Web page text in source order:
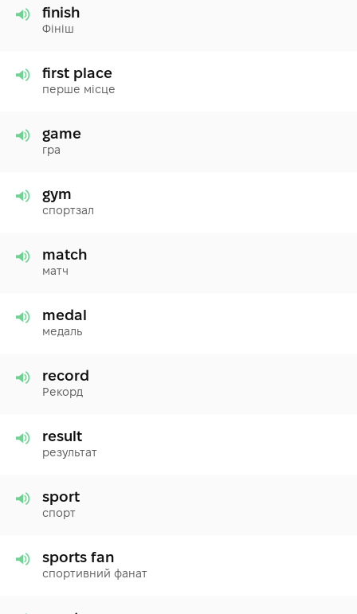
finish
Фініш
first place
перше місце
game
гра
gym
спортзал
match
матч
medal
медаль
record
Рекорд
result
результат
sport
спорт
sports fan
спортивний фанат